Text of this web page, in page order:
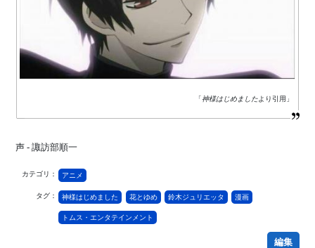
「神様はじめましたより引用」
声 - 諏訪部順一
カテゴリ： アニメ
タグ： 神様はじめました 花とゆめ 鈴木ジュリエッタ 漫画
トムス・エンタテインメント
編集